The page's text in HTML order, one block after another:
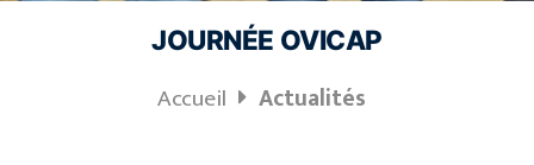
JOURNÉE OVICAP
Accueil Actualités